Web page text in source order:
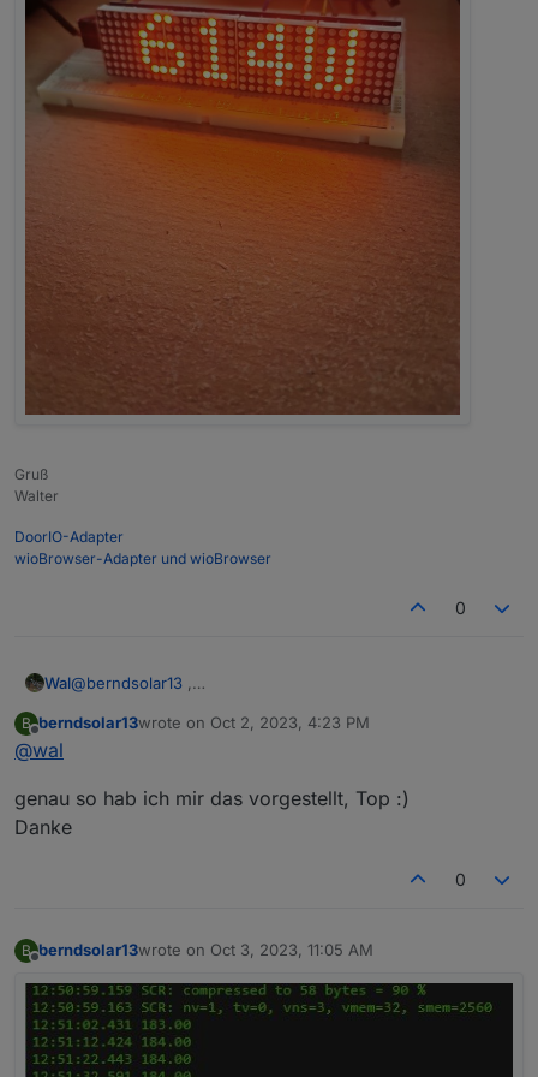
Gruß
Walter
DoorIO-Adapter
wioBrowser-Adapter und wioBrowser
0
Wal@berndsolar13
beides.
B
Offline
berndsolar13wrote on Oct 2, 2023, 4:23 PM
last edited by
@wal
genau so hab ich mir das vorgestellt, Top :)
Danke
0
B berndsolar13wrote on Oct 3, 2023, 11:05 AM
last edited by